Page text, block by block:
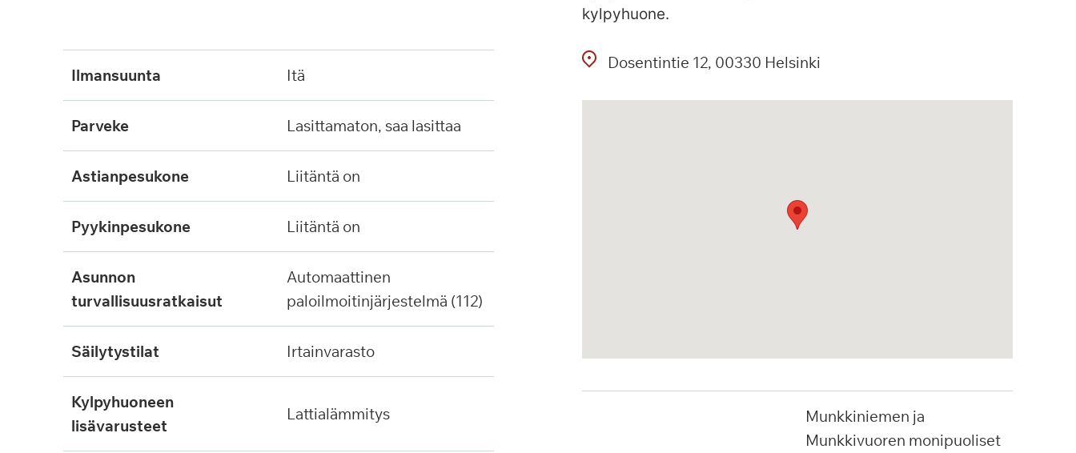
ilmansuunta itä
parveke lasittamaton, saa lasittaa
astianpesukone liitäntä on
pyykinpesukone liitäntä on
asunnon
turvallisuusratkaisut
automaattinen
paloilmoitinjärjestelmä (112)
säilytystilat irtainvarasto
kylpyhuoneen
lisävarusteet
lattialämmitys
kylpyhuone.
Dosentintie 12 00330 Helsinki
Munkkiniemen ja
Munkkivuoren monipuoliset